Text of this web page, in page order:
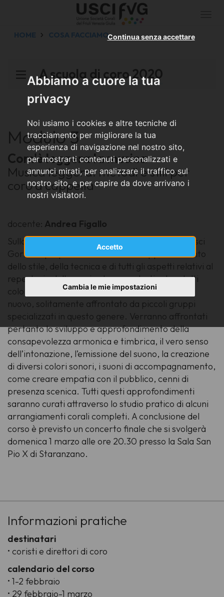
Abbiamo a cuore la tua
privacy
Noi usiamo i cookies e altre tecniche di
tracciamento per migliorare la tua
esperienza di navigazione nel nostro sito,
per mostrarti contenuti personalizzati e
annunci mirati, per analizzare il traffico sul
nostro sito, e per capire da dove arrivano i
nostri visitatori.
Accetto
Continua senza accettare
Cambia le mie impostazioni
HOME COSA FACCIAMO
A scuola di coro 2020
Modulo 3
Com'è leggera la musica
Musica leggera: metodi e stili per
coro a cappella
docente: Andrea Figallo
Sulla scia dell'esperienza maturata nel 2019, l'Usci
Gorizia ripropone il corso volto all’apprendimento
dello stile, della tecnica e di tutti gli aspetti relativi al
repertorio della musica leggera destinato a tutti
coloro che desiderano conoscere un repertorio
nuovo, solitamente affrontato da piccoli gruppi
specializzati in questo genere. Verranno affrontati
pertanto lo sviluppo e approfondimento della
consapevolezza armonica e timbrica, il vero senso
dell’intonazione, l’emissione del suono, la creazione
di diversi colori sonori, i suoni di accompagnamento,
come creare empatia con il pubblico, cenni di
presenza scenica. Tutti questi approfondimenti
saranno curati attraverso lo studio pratico di alcuni
arrangiamenti corali completi. A conclusione del
corso è previsto un concerto finale che si svolgerà
domenica 1 marzo alle ore 20.30 presso la Sala San
Pio X di Staranzano.
Informazioni pratiche
destinatari
• coristi e direttori di coro
calendario del corso
• 1-2 febbraio
• 29 febbraio-1 marzo